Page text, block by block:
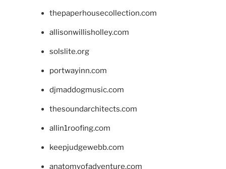
thepaperhousecollection.com
allisonwillisholley.com
solslite.org
portwayinn.com
djmaddogmusic.com
thesoundarchitects.com
allin1roofing.com
keepjudgewebb.com
anatomyofadventure.com